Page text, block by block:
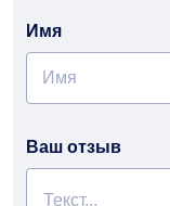
Имя
Ваш отзыв